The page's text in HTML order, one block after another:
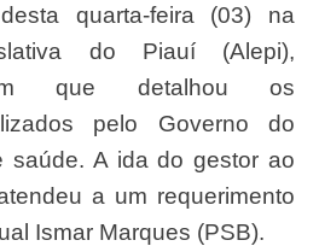
quarta-feira (03) na
do Piauí (Alepi),
que detalhou os
pelo Governo do
saúde. A ida do gestor ao
a um requerimento
Ismar Marques (PSB).